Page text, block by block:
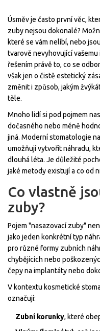
Úsměv je často první věc,
zuby nejsou dokonalé?
které se vám nelíbí, nebo
tvarově nevyhovující
řešením právě to, co se
však jen o čistě estetický
změnit i způsob, jakým
těle.
Mnoho lidí si pod pojmem
dočasného nebo méně
jiná. Moderní stomatologie
umožňují vytvořit náhradu,
dlouhá léta. Je důležité
jaké metody existují a co od
Co vlastně
zuby?
Pojem "nasazovací zuby"
jako jeden konkrétní typ
pro různé formy zubních
chybějících nebo
čepy na implantáty nebo
V kontextu kosmetické
označují:
Zubní korunky, které